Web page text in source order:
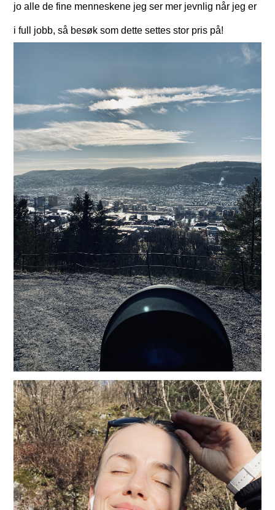
jo alle de fine menneskene jeg ser mer jevnlig når jeg er
i full jobb, så besøk som dette settes stor pris på!